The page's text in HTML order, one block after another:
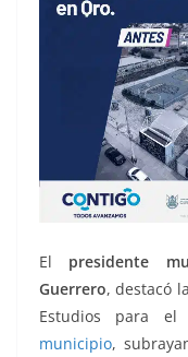
El presidente
Guerrero, destacó
Estudios para
municipio,